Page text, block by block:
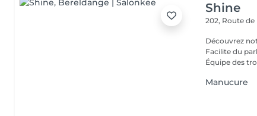
Shine
202, Route
Découvrez
Facilite du
Équipe des
Manucure